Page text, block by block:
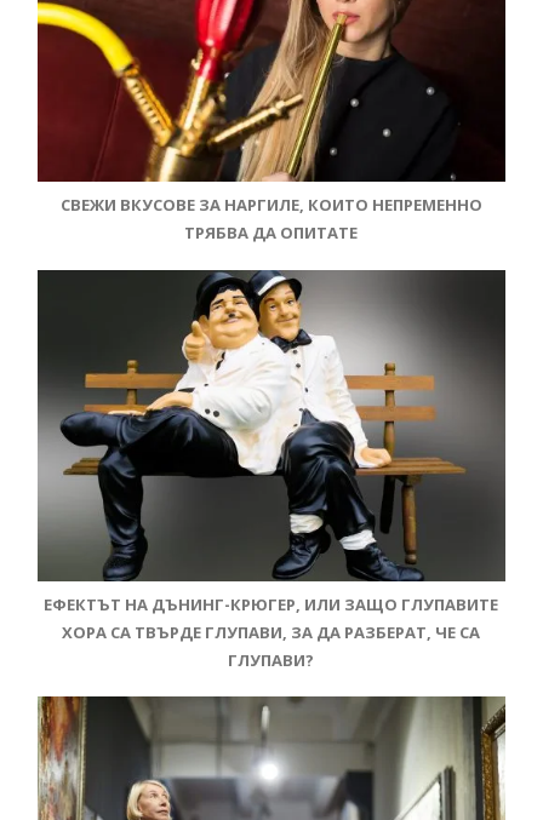
СВЕЖИ ВКУСОВЕ ЗА НАРГИЛЕ, КОИТО НЕПРЕМЕННО
ТРЯБВА ДА ОПИТАТЕ
ЕФЕКТЪТ НА ДЪНИНГ-КРЮГЕР, ИЛИ ЗАЩО ГЛУПАВИТЕ
ХОРА СА ТВЪРДЕ ГЛУПАВИ, ЗА ДА РАЗБЕРАТ, ЧЕ СА
ГЛУПАВИ?